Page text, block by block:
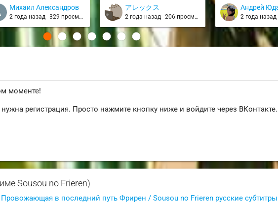
Михаил Александров
2 года назад 329 просмотров
アレックス
2 года назад 206 просмотров
Андрей
2 года назад
моменте!
регистрация. Просто нажмите кнопку ниже и войдите через ВКонтакте.
Sousou no Frieren)
Провожающая в последний путь Фрирен / Sousou no Frieren русские